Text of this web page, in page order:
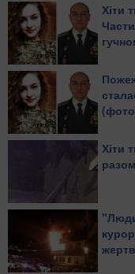
Хіти
Хіти